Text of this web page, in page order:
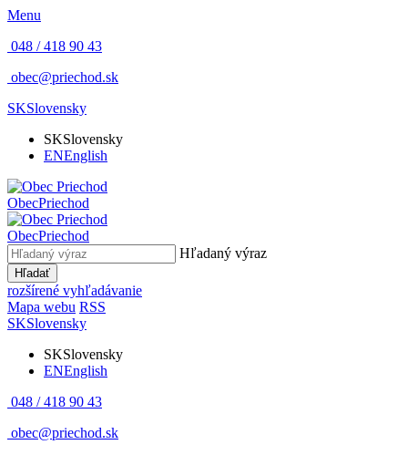
Menu
048 / 418 90 43
obec@priechod.sk
SKSlovensky
SKSlovensky
ENEnglish
ObecPriechod
ObecPriechod
Hľadaný výraz
Hľadať
rozšírené vyhľadávanie
Mapa webu RSS
SKSlovensky
SKSlovensky
ENEnglish
048 / 418 90 43
obec@priechod.sk